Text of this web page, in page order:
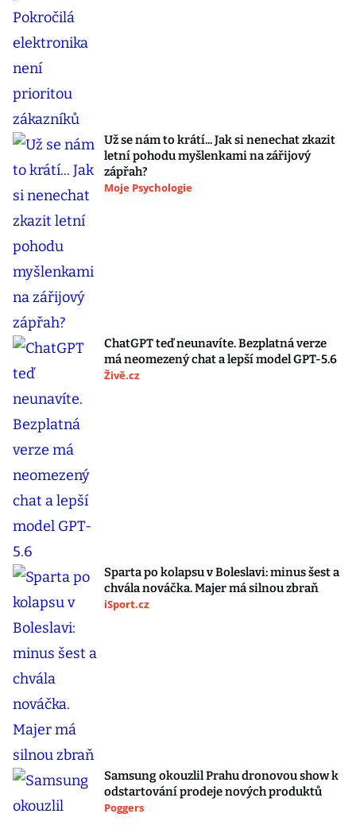
Už se nám to krátí... Jak si nenechat zkazit
letní pohodu myšlenkami na zářijový
zápřah?
Moje Psychologie
ChatGPT teď neunavíte. Bezplatná verze
má neomezený chat a lepší model GPT-5.6
Živě.cz
Sparta po kolapsu v Boleslavi: minus šest a
chvála nováčka. Majer má silnou zbraň
iSport.cz
Samsung okouzlil Prahu dronovou show k
odstartování prodeje nových produktů
Poggers